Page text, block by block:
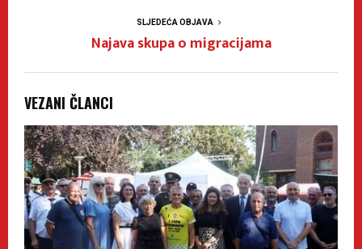
SLJEDEĆA OBJAVA
Najava skupa o migracijama
VEZANI ČLANCI